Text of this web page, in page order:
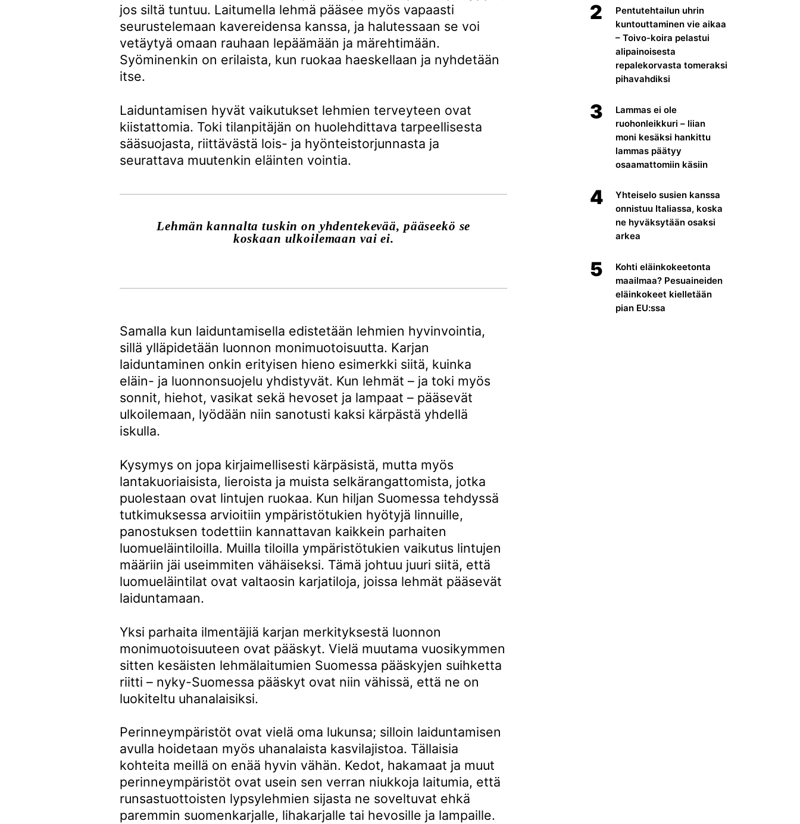
jos siltä tuntuu. Laitumella lehmä pääsee myös vapaasti
seurustelemaan kavereidensa kanssa, ja halutessaan se voi
vetäytyä omaan rauhaan lepäämään ja märehtimään.
Syöminenkin on erilaista, kun ruokaa haeskellaan ja nyhdetään
itse.
Laiduntamisen hyvät vaikutukset lehmien terveyteen ovat
kiistattomia. Toki tilanpitäjän on huolehdittava tarpeellisesta
sääsuojasta, riittävästä lois- ja hyönteistorjunnasta ja
seurattava muutenkin eläinten vointia.
Lehmän kannalta tuskin on yhdentekevää, pääseekö se
koskaan ulkoilemaan vai ei.
Samalla kun laiduntamisella edistetään lehmien hyvinvointia,
sillä ylläpidetään luonnon monimuotoisuutta. Karjan
laiduntaminen onkin erityisen hieno esimerkki siitä, kuinka
eläin- ja luonnonsuojelu yhdistyvät. Kun lehmät – ja toki myös
sonnit, hiehot, vasikat sekä hevoset ja lampaat – pääsevät
ulkoilemaan, lyödään niin sanotusti kaksi kärpästä yhdellä
iskulla.
Kysymys on jopa kirjaimellisesti kärpäsistä, mutta myös
lantakuoriaisista, lieroista ja muista selkärangattomista, jotka
puolestaan ovat lintujen ruokaa. Kun hiljan Suomessa tehdyssä
tutkimuksessa arvioitiin ympäristötukien hyötyjä linnuille,
panostuksen todettiin kannattavan kaikkein parhaiten
luomueläintiloilla. Muilla tiloilla ympäristötukien vaikutus lintujen
määriin jäi useimmiten vähäiseksi. Tämä johtuu juuri siitä, että
luomueläintilat ovat valtaosin karjatiloja, joissa lehmät pääsevät
laiduntamaan.
Yksi parhaita ilmentäjiä karjan merkityksestä luonnon
monimuotoisuuteen ovat pääskyt. Vielä muutama vuosikymmen
sitten kesäisten lehmälaitumien Suomessa pääskyjen suihketta
riitti – nyky-Suomessa pääskyt ovat niin vähissä, että ne on
luokiteltu uhanalaisiksi.
Perinneympäristöt ovat vielä oma lukunsa; silloin laiduntamisen
avulla hoidetaan myös uhanalaista kasvilajistoa. Tällaisia
kohteita meillä on enää hyvin vähän. Kedot, hakamaat ja muut
perinneympäristöt ovat usein sen verran niukkoja laitumia, että
runsastuottoisten lypsylehmien sijasta ne soveltuvat ehkä
paremmin suomenkarjalle, lihakarjalle tai hevosille ja lampaille.
2
Pentutehtailun uhrin
kuntouttaminen vie aikaa
– Toivo-koira pelastui
alipainoisesta
repalekorvasta tomeraksi
pihavahdiksi
3
Lammas ei ole
ruohonleikkuri – liian
moni kesäksi hankittu
lammas päätyy
osaamattomiin käsiin
4
Yhteiselo susien kanssa
onnistuu Italiassa, koska
ne hyväksytään osaksi
arkea
5
Kohti eläinkokeetonta
maailmaa? Pesuaineiden
eläinkokeet kielletään
pian EU:ssa